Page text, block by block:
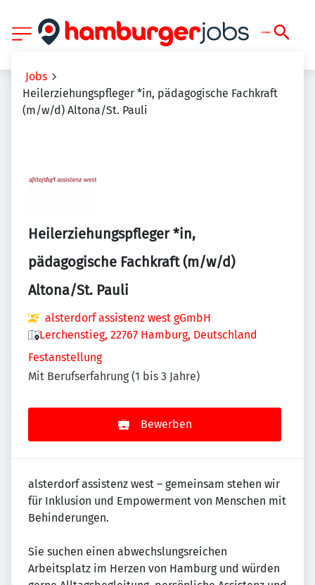
Jobs
Heilerziehungspfleger *in, pädagogische Fachkraft
(m/w/d) Altona/St. Pauli
Heilerziehungspfleger *in,
pädagogische Fachkraft (m/w/d)
Altona/St. Pauli
alsterdorf assistenz west gGmbH
Lerchenstieg, 22767 Hamburg, Deutschland
Festanstellung
Mit Berufserfahrung (1 bis 3 Jahre)
Bewerben
alsterdorf assistenz west – gemeinsam stehen wir
für Inklusion und Empowerment von Menschen mit
Behinderungen.
Sie suchen einen abwechslungsreichen
Arbeitsplatz im Herzen von Hamburg und würden